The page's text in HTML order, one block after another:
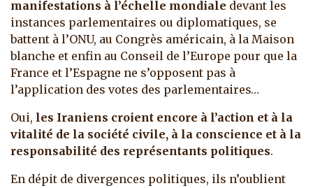
manifestations à l’échelle mondiale devant les
instances parlementaires ou diplomatiques, se
battent à l’ONU, au Congrès américain, à la Maison
blanche et enfin au Conseil de l’Europe pour que la
France et l’Espagne ne s’opposent pas à
l’application des votes des parlementaires…
Oui, les Iraniens croient encore à l’action et à la
vitalité de la société civile, à la conscience et à la
responsabilité des représentants politiques.
En dépit de divergences politiques, ils n’oublient